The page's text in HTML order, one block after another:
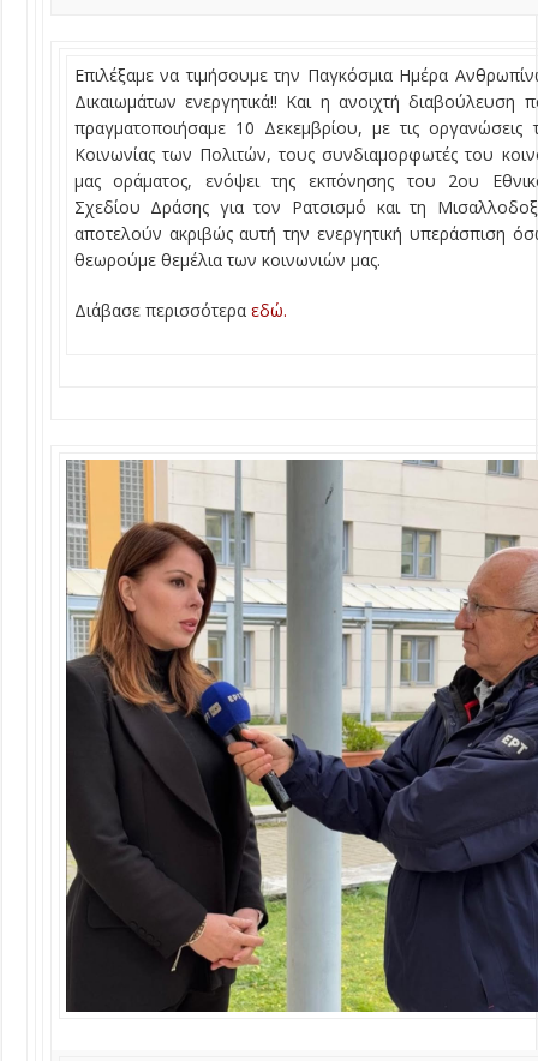
Επιλέξαμε να τιμήσουμε την Παγκόσμια Ημέρα
Δικαιωμάτων ενεργητικά!! Και η ανοιχτή διαβούλευση
πραγματοποιήσαμε 10 Δεκεμβρίου, με τις οργανώσεις
Κοινωνίας των Πολιτών, τους συνδιαμορφωτές του
μας οράματος, ενόψει της εκπόνησης του 2ου
Σχεδίου Δράσης για τον Ρατσισμό και τη
αποτελούν ακριβώς αυτή την ενεργητική υπεράσπιση
θεωρούμε θεμέλια των κοινωνιών μας.
Διάβασε περισσότερα εδώ.